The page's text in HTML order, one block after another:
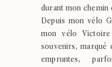
durant mon chemin
Depuis mon vélo
mon vélo
souvenirs, marqué
empruntes,